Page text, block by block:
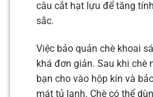
câu cắt hạt lựu để tăng
sắc.
Việc bảo quản chè khoai
khá đơn giản. Sau khi chè
bạn cho vào hộp kín và
mát tủ lạnh. Chè có thể